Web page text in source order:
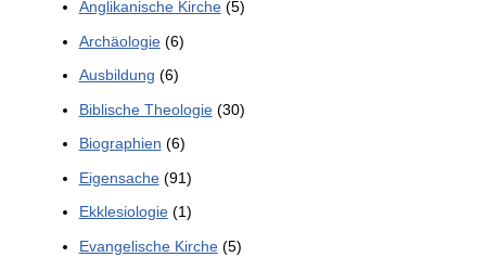
Anglikanische Kirche(5)
Archäologie(6)
Ausbildung (6)
Biblische Theologie(30)
Biographien (6)
Eigensache(91)
Ekklesiologie(1)
Evangelische Kirche(5)